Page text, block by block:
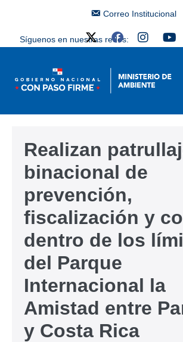
Correo Institucional
Síguenos en nuestras redes:
Realizan
binacional de
prevención,
fiscalización y
dentro de los
del Parque
Internacional la
Amistad entre
y Costa Rica